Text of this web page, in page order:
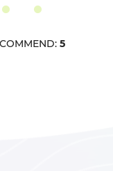
анализ и
5